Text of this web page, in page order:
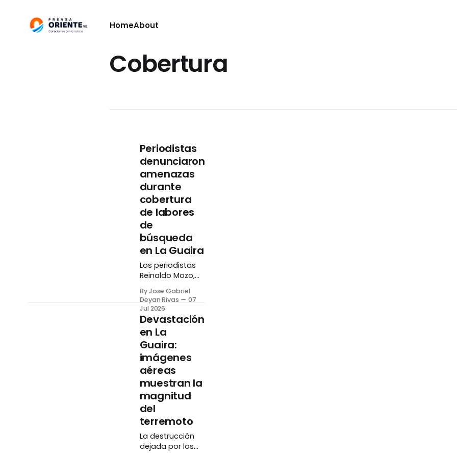
HomeAbout
Cobertura
Periodistas
denunciaron
amenazas
durante
cobertura
de labores
de
búsqueda
en La Guaira
Los periodistas
Reinaldo Mozo,
Mayorin Méndez
y Juan Barreto
denunciaron
haber recibido
amenazas
durante la
cobertura de las
labores de
búsqueda y
rescate en el
edificio Tahití de
Caraballeda,
estado La
Sindicato
Nacional de
By Jose Gabriel
Deyan Rivas
07
Jul 2026
Devastación
en La
Guaira:
imágenes
aéreas
muestran la
magnitud
del
terremoto
La destrucción
dejada por los